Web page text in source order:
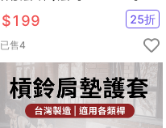
$199 25折
已售4